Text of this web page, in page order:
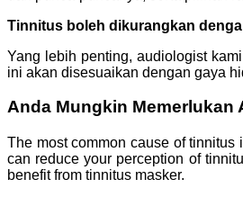
Tinnitus boleh dikurangkan
Yang lebih penting, audiologist
ini akan disesuaikan dengan gaya
Anda Mungkin Memerlukan
The most common cause of
can reduce your perception of
benefit from tinnitus masker.